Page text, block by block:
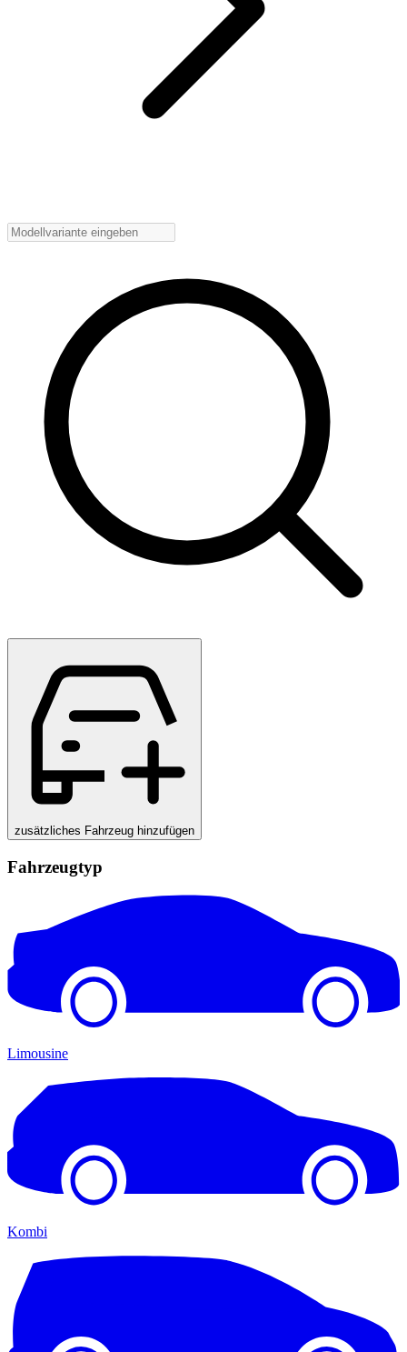
zusätzliches Fahrzeug hinzufügen
Fahrzeugtyp
Limousine
Kombi